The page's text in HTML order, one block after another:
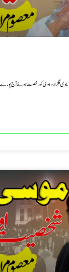
گلزار دہلوی کو رخصت ہوئے آج